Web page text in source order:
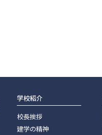
学校紹介
校長挨拶
建学の精神